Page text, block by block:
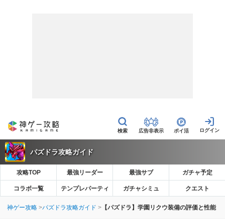
広告非表示 ポイ活
パズドラ攻略ガイド
攻略TOP 最強リーダー 最強サブ ガチャ予定
コラボ一覧 テンプレパーティ ガチャシミュ クエスト
神ゲー攻略 パズドラ攻略ガイド 【パズドラ】学園リクウ装備の評価と性能